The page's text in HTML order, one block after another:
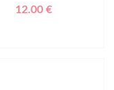
12.00 €